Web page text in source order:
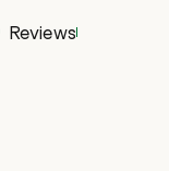
Reviews